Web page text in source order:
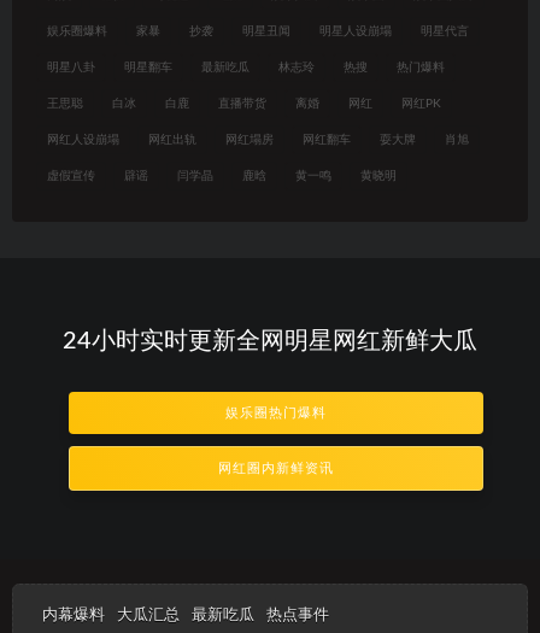
娱乐圈爆料 家暴 抄袭 明星丑闻 明星人设崩塌 明星代言
明星八卦 明星翻车 最新吃瓜 林志玲 热搜 热门爆料
王思聪 白冰 白鹿 直播带货 离婚 网红 网红PK
网红人设崩塌 网红出轨 网红塌房 网红翻车 耍大牌 肖旭
虚假宣传 辟谣 闫学晶 鹿晗 黄一鸣 黄晓明
24小时实时更新全网明星网红新鲜大瓜
娱乐圈热门爆料
网红圈内新鲜资讯
内幕爆料 大瓜汇总 最新吃瓜 热点事件